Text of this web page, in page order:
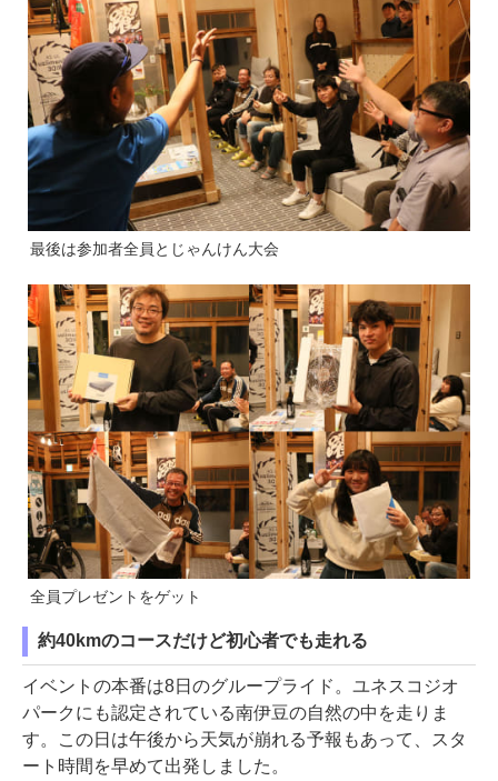
最後は参加者全員とじゃんけん大会
全員プレゼントをゲット
約40kmのコースだけど初心者でも走れる
イベントの本番は8日のグループライド。ユネスコジオ
パークにも認定されている南伊豆の自然の中を走りま
す。この日は午後から天気が崩れる予報もあって、スタ
ート時間を早めて出発しました。